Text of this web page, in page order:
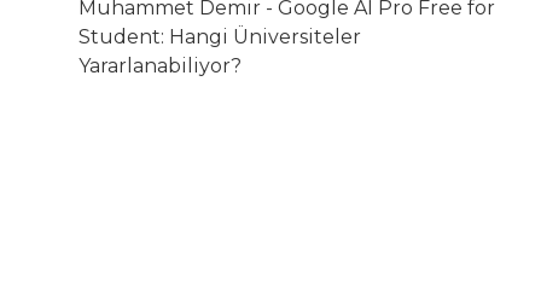
Muhammet Demir - Google AI Pro Free for
Student: Hangi Üniversiteler
Yararlanabiliyor?